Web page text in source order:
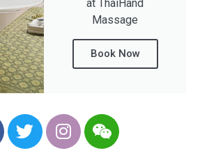
at ThaiHand
Massage
Book Now
T
w
I
n
W
e